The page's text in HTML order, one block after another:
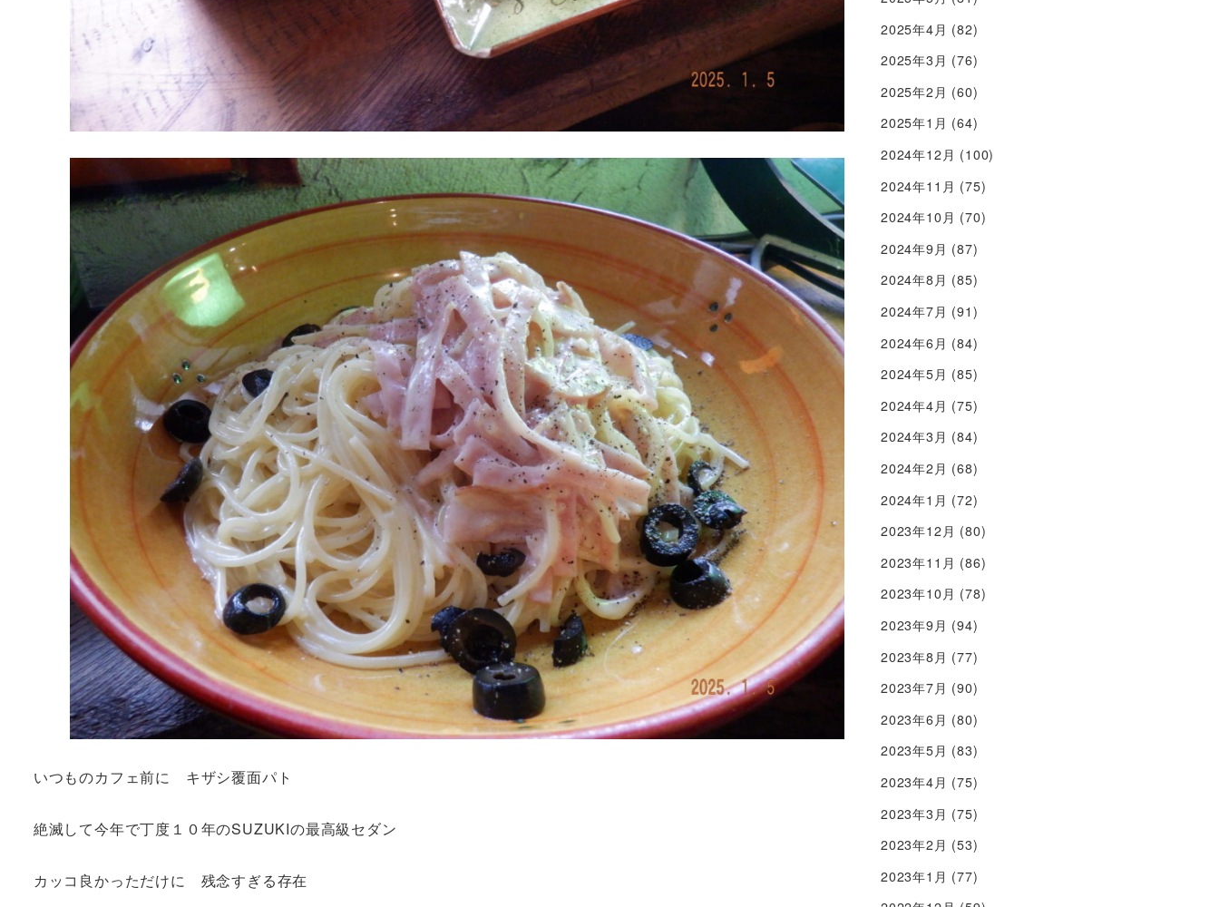
いつものカフェ前に キザシ覆面パト
絶滅して今年で丁度１０年のSUZUKIの最高級セダン
カッコ良かっただけに 残念すぎる存在
2025年4月 (82)
2025年3月 (76)
2025年2月 (60)
2025年1月 (64)
2024年12月 (100)
2024年11月 (75)
2024年10月 (70)
2024年9月 (87)
2024年8月 (85)
2024年7月 (91)
2024年6月 (84)
2024年5月 (85)
2024年4月 (75)
2024年3月 (84)
2024年2月 (68)
2024年1月 (72)
2023年12月 (80)
2023年11月 (86)
2023年10月 (78)
2023年9月 (94)
2023年8月 (77)
2023年7月 (90)
2023年6月 (80)
2023年5月 (83)
2023年4月 (75)
2023年3月 (75)
2023年2月 (53)
2023年1月 (77)